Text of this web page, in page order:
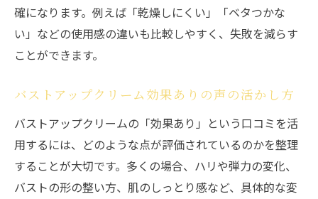
確になります。例えば「乾燥しにくい」「ベタつかな
い」などの使用感の違いも比較しやすく、失敗を減らす
ことができます。
バストアップクリーム効果ありの声の活かし方
バストアップクリームの「効果あり」という口コミを活
用するには、どのような点が評価されているのかを整理
することが大切です。多くの場合、ハリや弾力の変化、
バストの形の整い方、肌のしっとり感など、具体的な変